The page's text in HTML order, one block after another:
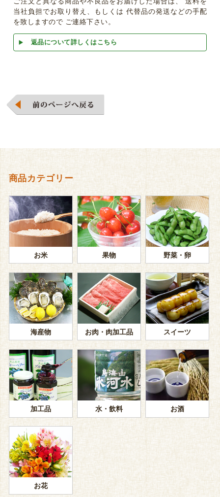
当社負担でお取り替え、もしくは 代替品の発送などの手配
を致しますので ご連絡下さい。
返品について詳しくはこちら
商品カテゴリー
お米 果物 野菜・卵
海産物 お肉・肉加工品 スイーツ
加工品 水・飲料 お酒
お花